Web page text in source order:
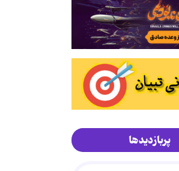
پربازدیدها